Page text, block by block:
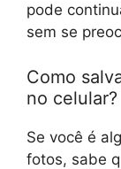
pode
sem se
Como
no celular?
Se você é
fotos, sabe